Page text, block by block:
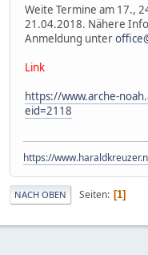
Weite Termine am 17.,
21.04.2018. Nähere
Anmeldung unter
Link
https://www.arche-
eid=2118
https://
NACH OBEN Seiten 1